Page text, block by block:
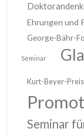
Ehrungen und
George-Bähr-
Seminar
Kurt-Beyer-Preis
Seminar